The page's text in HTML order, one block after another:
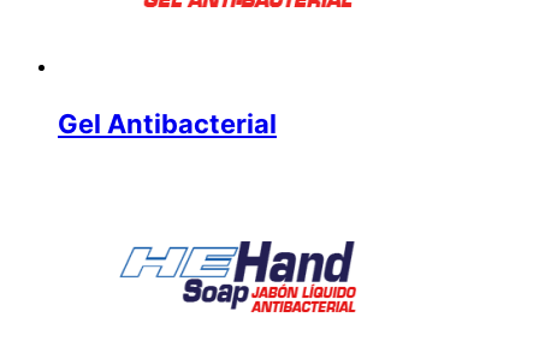
Gel Antibacterial